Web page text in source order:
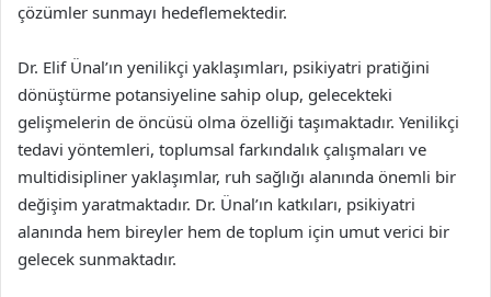
çözümler sunmayı hedeflemektedir.
Dr. Elif Ünal’ın yenilikçi yaklaşımları, psikiyatri pratiğini
dönüştürme potansiyeline sahip olup, gelecekteki
gelişmelerin de öncüsü olma özelliği taşımaktadır. Yenilikçi
tedavi yöntemleri, toplumsal farkındalık çalışmaları ve
multidisipliner yaklaşımlar, ruh sağlığı alanında önemli bir
değişim yaratmaktadır. Dr. Ünal’ın katkıları, psikiyatri
alanında hem bireyler hem de toplum için umut verici bir
gelecek sunmaktadır.